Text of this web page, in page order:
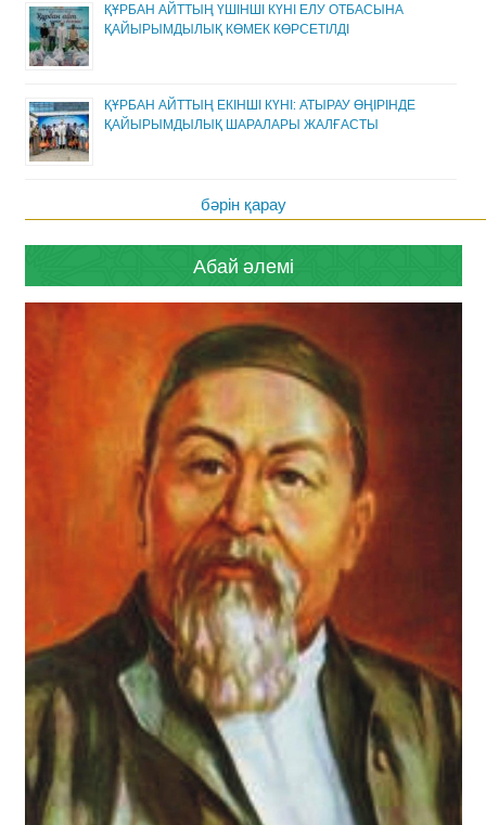
ҚҰРБАН АЙТТЫҢ ҮШІНШІ КҮНІ ЕЛУ ОТБАСЫНА
ҚАЙЫРЫМДЫЛЫҚ КӨМЕК КӨРСЕТІЛДІ
ҚҰРБАН АЙТТЫҢ ЕКІНШІ КҮНІ: АТЫРАУ ӨҢІРІНДЕ
ҚАЙЫРЫМДЫЛЫҚ ШАРАЛАРЫ ЖАЛҒАСТЫ
бәрін қарау
Абай әлемі